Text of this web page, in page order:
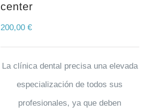
center
200,00 €
La clínica dental precisa una elevada
especialización de todos sus
profesionales, ya que deben